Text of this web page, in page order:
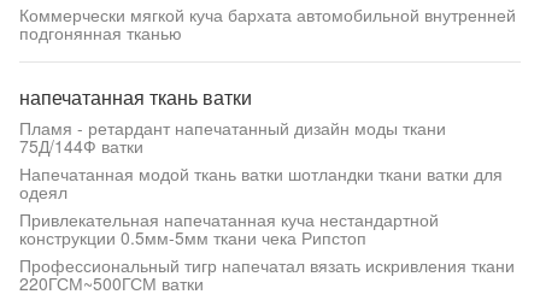
Коммерчески мягкой куча бархата автомобильной внутренней
подгонянная тканью
напечатанная ткань ватки
Пламя - ретардант напечатанный дизайн моды ткани
75Д/144Ф ватки
Напечатанная модой ткань ватки шотландки ткани ватки для
одеял
Привлекательная напечатанная куча нестандартной
конструкции 0.5мм-5мм ткани чека Рипстоп
Профессиональный тигр напечатал вязать искривления ткани
220ГСМ~500ГСМ ватки